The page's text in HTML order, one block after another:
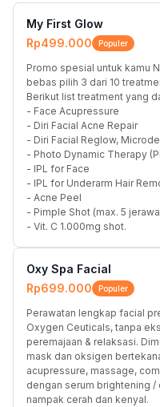
My First Glow
Rp499.000
Populer
Promo spesial untuk kamu
bebas pilih 3 dari 10
Berikut list treatment yang
- Face Acupressure
- Diri Facial Acne Repair
- Diri Facial Reglow,
- Photo Dynamic Therapy
- IPL for Face
- IPL for Underarm Hair
- Acne Peel
- Pimple Shot (max. 5
- Vit. C 1.000mg shot.
Oxy Spa Facial
Rp699.000
Populer
Perawatan lengkap facial
Oxygen Ceuticals, tanpa
peremajaan & relaksasi.
mask dan oksigen
acupressure, massage,
dengan serum brightening /
nampak cerah dan kenyal.